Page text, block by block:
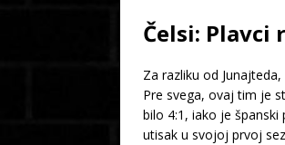
Čelsi:
Za razliku od
Pre svega, ovaj tim je
bilo 4:1, iako je
utisak u svojoj prvoj